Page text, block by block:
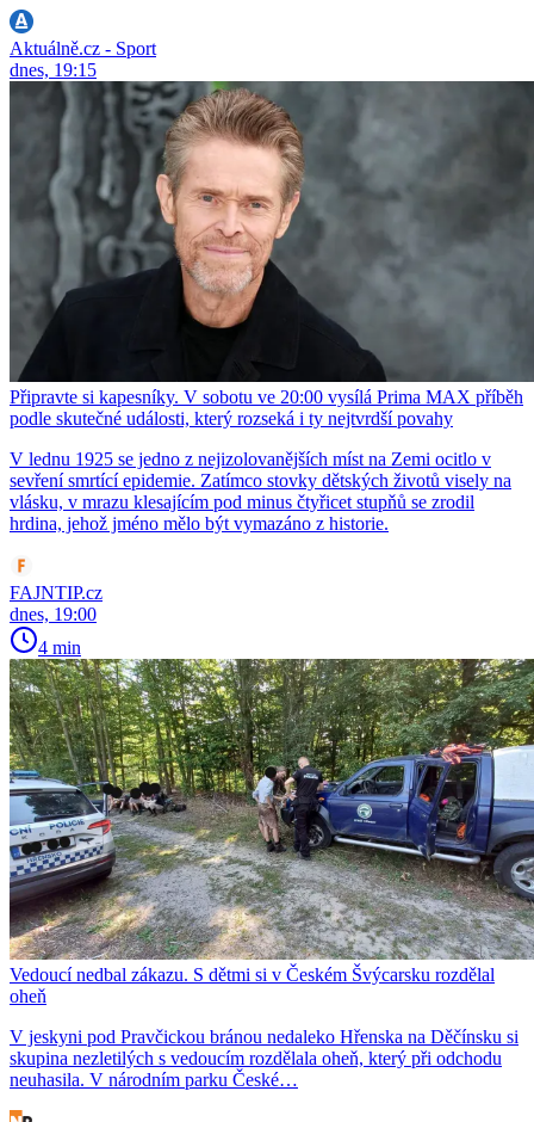
Aktuálně.cz - Sport
dnes, 19:15
Připravte si kapesníky. V sobotu ve 20:00 vysílá Prima MAX příběh
podle skutečné události, který rozseká i ty nejtvrdší povahy
V lednu 1925 se jedno z nejizolovanějších míst na Zemi ocitlo v
sevření smrtící epidemie. Zatímco stovky dětských životů visely na
vlásku, v mrazu klesajícím pod minus čtyřicet stupňů se zrodil
hrdina, jehož jméno mělo být vymazáno z historie.
FAJNTIP.cz
dnes, 19:00
4 min
Vedoucí nedbal zákazu. S dětmi si v Českém Švýcarsku rozdělal
oheň
V jeskyni pod Pravčickou bránou nedaleko Hřenska na Děčínsku si
skupina nezletilých s vedoucím rozdělala oheň, který při odchodu
neuhasila. V národním parku České…